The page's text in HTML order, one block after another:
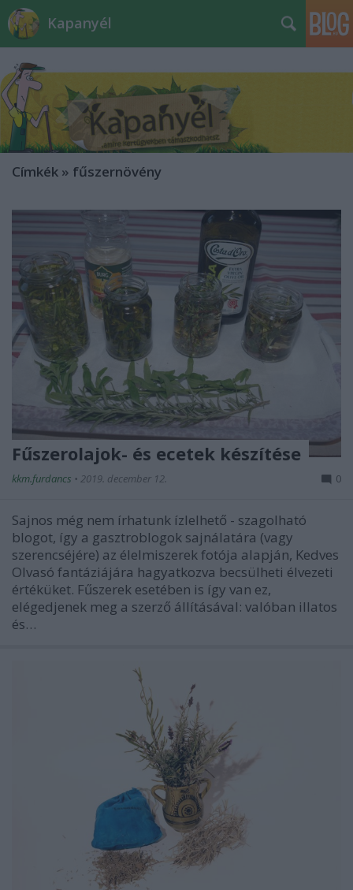
Kapanyél
Címkék » fűszernövény
Fűszerolajok- és ecetek készítése
kkm.furdancs • 2019. december 12. 0
Sajnos még nem írhatunk ízlelhető - szagolható
blogot, így a gasztroblogok sajnálatára (vagy
szerencséjére) az élelmiszerek fotója alapján, Kedves
Olvasó fantáziájára hagyatkozva becsülheti élvezeti
értéküket. Fűszerek esetében is így van ez,
elégedjenek meg a szerző állításával: valóban illatos
és…